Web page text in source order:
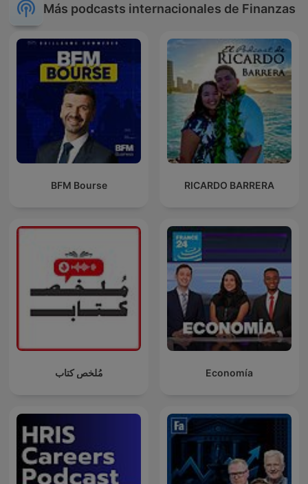
Más podcasts internacionales de Finanzas
BFM Bourse RICARDO BARRERA
مُلخص كتاب Economía